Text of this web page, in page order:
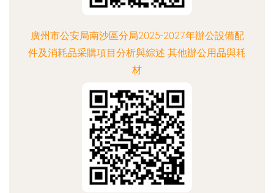
廣州市公安局南沙區分局2025-2027年辦公設備配
件及消耗品采購項目分析與綜述 其他辦公用品與耗
材